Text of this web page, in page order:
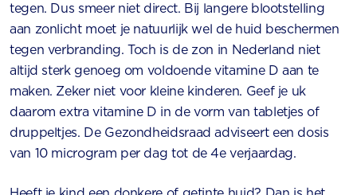
tegen. Dus smeer niet direct. Bij langere blootstelling
aan zonlicht moet je natuurlijk wel de huid beschermen
tegen verbranding. Toch is de zon in Nederland niet
altijd sterk genoeg om voldoende vitamine D aan te
maken. Zeker niet voor kleine kinderen. Geef je uk
daarom extra vitamine D in de vorm van tabletjes of
druppeltjes. De Gezondheidsraad adviseert een dosis
van 10 microgram per dag tot de 4e verjaardag.